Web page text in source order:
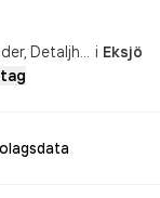
Detaljhandel med personbilar och lätta motorfordon i Eksjö